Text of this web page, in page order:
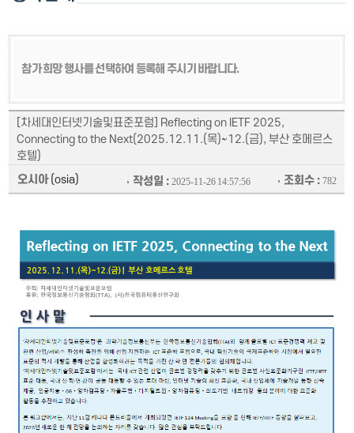
참가 희망 행사를 선택하여 등록해 주시기 바랍니다.
[차세대인터넷기술및표준포럼] Reflecting on IETF 2025,
Connecting to the Next(2025.12.11.(목)~12.(금), 부산 호메르스
호텔)
오시아(osia) 작성일 :2025-11-26 14:57:56 조회수 :782